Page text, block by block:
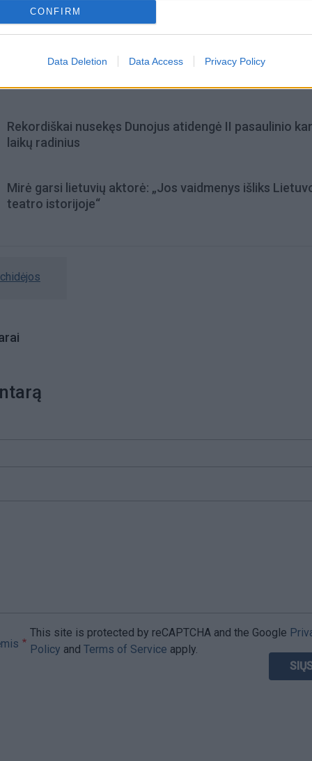
CONFIRM
Data Deletion Data Access Privacy Policy
Geltonuoja agurkų lapai: kalta ne liga, o viena dažna
Rekordiškai nusekęs Dunojus atidengė II pasaulinio
laikų radinius
Mirė garsi lietuvių aktorė: „Jos vaidmenys išliks
teatro istorijoje“
This site is protected by reCAPTCHA and the Google
Policy and Terms of Service apply.